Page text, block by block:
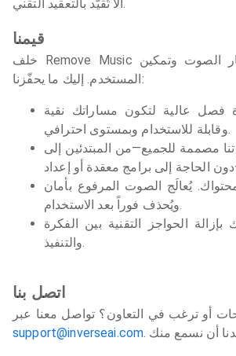
ألا تُقيَّد بالتعقيد التقني.
قيمنا
خلف Remove Music فريق شغوف بابتكار الصوت وتمكين
المستخدم. إليك ما يحفّزنا:
فصل عالية لتكون مساراتك نقية
وقابلة للاستخدام وبمستوى احترافي.
مصممة للجميع—من المبتدئين إلى
يُعالَج الصوت المرفوع بأمان
ويُحذف فوراً بعد الاستخدام.
بإزالة الحواجز التقنية بين الفكرة
والتنفيذ.
اتصل بنا
أو ترغب في التعاون؟ تواصل معنا عبر
support@inverseai.com